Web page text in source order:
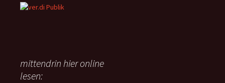
mittendrin hier online
lesen: